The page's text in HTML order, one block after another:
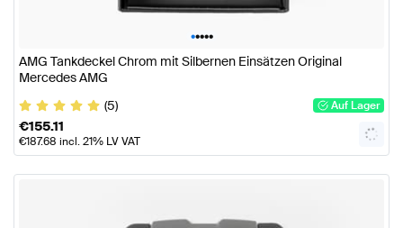
•••••
AMG Tankdeckel Chrom mit Silbernen Einsätzen Original
Mercedes AMG
(5)
Auf Lager
€155.11
€187.68 incl. 21% LV VAT